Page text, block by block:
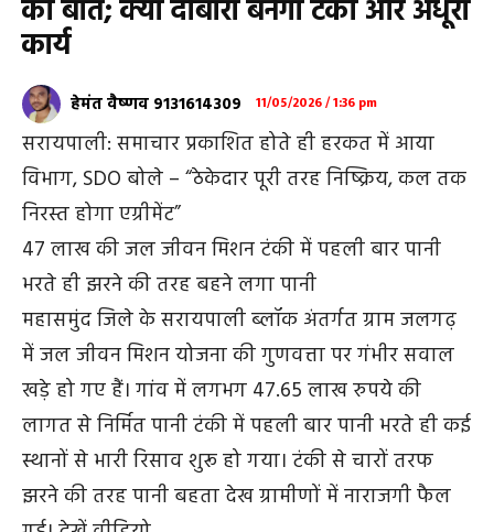
की बात; क्या दोबारा बनेगा टंकी और अधूरा
कार्य
हेमंत वैष्णव 9131614309 11/05/2026 / 1:36 pm
सरायपाली: समाचार प्रकाशित होते ही हरकत में आया
विभाग, SDO बोले – “ठेकेदार पूरी तरह निष्क्रिय, कल तक
निरस्त होगा एग्रीमेंट”
47 लाख की जल जीवन मिशन टंकी में पहली बार पानी
भरते ही झरने की तरह बहने लगा पानी
महासमुंद जिले के सरायपाली ब्लॉक अंतर्गत ग्राम जलगढ़
में जल जीवन मिशन योजना की गुणवत्ता पर गंभीर सवाल
खड़े हो गए हैं। गांव में लगभग 47.65 लाख रुपये की
लागत से निर्मित पानी टंकी में पहली बार पानी भरते ही कई
स्थानों से भारी रिसाव शुरू हो गया। टंकी से चारों तरफ
झरने की तरह पानी बहता देख ग्रामीणों में नाराजगी फैल